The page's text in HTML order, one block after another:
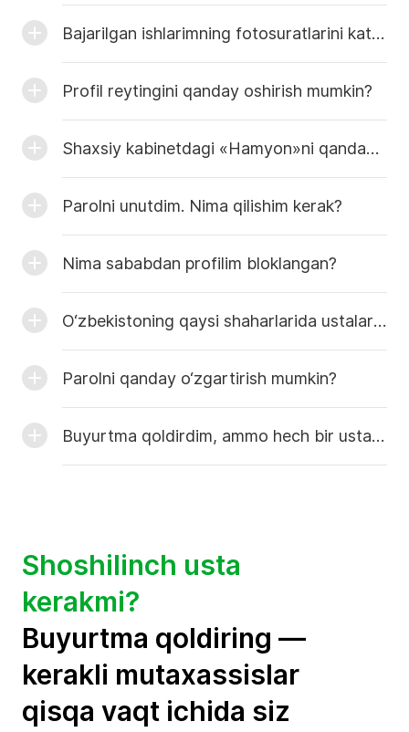
Bajarilgan ishlarimning fotosuratlarini katalogga qanday yuklashim mumkin?
Profil reytingini qanday oshirish mumkin?
Shaxsiy kabinetdagi «Hamyon»ni qanday to‘ldirish mumkin?
Parolni unutdim. Nima qilishim kerak?
Nima sababdan profilim bloklangan?
O‘zbekistoning qaysi shaharlarida ustalarni topish mumkin?
Parolni qanday o‘zgartirish mumkin?
Buyurtma qoldirdim, ammo hech bir usta javob bermadi. Nima qilishim kerak?
Shoshilinch usta
kerakmi?
Buyurtma qoldiring —
kerakli mutaxassislar
qisqa vaqt ichida siz